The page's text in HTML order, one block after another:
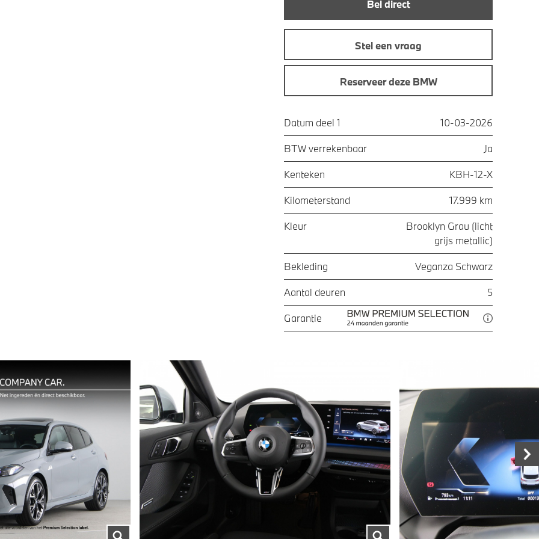
Bel direct
Stel een vraag
Reserveer deze BMW
Datum deel 1 10-03-2026
BTW verrekenbaar Ja
Kenteken KBH-12-X
Kilometerstand 17.999 km
Kleur
Brooklyn Grau (licht
grijs metallic)
Bekleding Veganza Schwarz
Aantal deuren 5
Garantie